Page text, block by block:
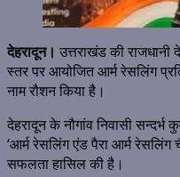
देहरादून। उत्तराखंड की राजधानी
स्तर पर आयोजित आर्म रेसलिंग
नाम रौशन किया है।
देहरादून के नौगांव निवासी
‘आर्म रेसलिंग एंड पैरा आर्म
सफलता हासिल की है।